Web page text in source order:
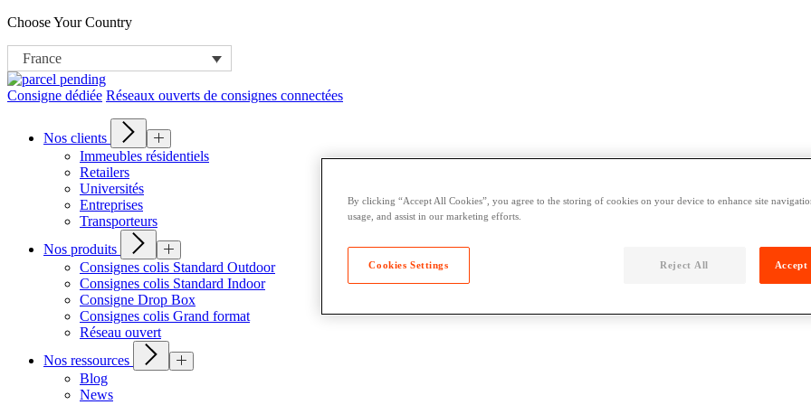
Choose Your Country
France
Consigne dédiée Réseaux ouverts de consignes connectées
Nos clients
Immeubles résidentiels
Retailers
Universités
Entreprises
Transporteurs
Nos produits
Consignes colis Standard Outdoor
Consignes colis Standard Indoor
Consigne Drop Box
Consignes colis Grand format
Réseau ouvert
Nos ressources
Blog
News
By clicking “Accept All Cookies”, you agree to the storing of cookies on your device to enhance site
usage, and assist in our marketing efforts.
Cookies Settings Reject All Accept